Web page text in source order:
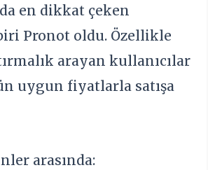
en dikkat çeken
Pronot oldu. Özellikle
arayan kullanıcılar
uygun fiyatlarla satışa
arasında: